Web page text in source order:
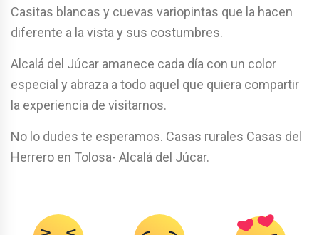
Casitas blancas y cuevas variopintas que la hacen
diferente a la vista y sus costumbres.
Alcalá del Júcar amanece cada día con un color
especial y abraza a todo aquel que quiera compartir
la experiencia de visitarnos.
No lo dudes te esperamos. Casas rurales Casas del
Herrero en Tolosa- Alcalá del Júcar.